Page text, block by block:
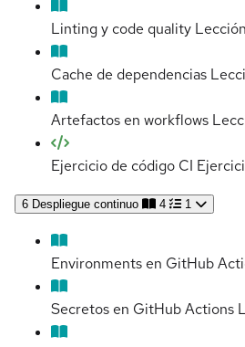
Linting y code quality Lección
Cache de dependencias
Artefactos en workflows
Ejercicio de código CI
6 Despliegue continuo 4 1
Environments en GitHub
Secretos en GitHub Actions